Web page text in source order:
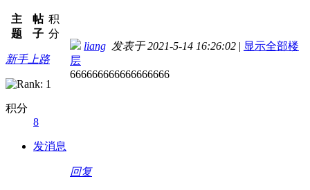
主
题
帖
子
积
分
新手上路
积分
8
发消息
liang 发表于 2021-5-14 16:26:02 | 显示全部楼
层
666666666666666666
回复